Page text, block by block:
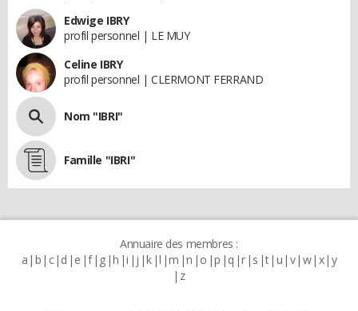
Edwige IBRY
profil personnel | LE MUY
Celine IBRY
profil personnel | CLERMONT FERRAND
Nom "IBRI"
Famille "IBRI"
Annuaire des membres :
a b c d e f g h i j k l m n o p q r s t u v w x y
z